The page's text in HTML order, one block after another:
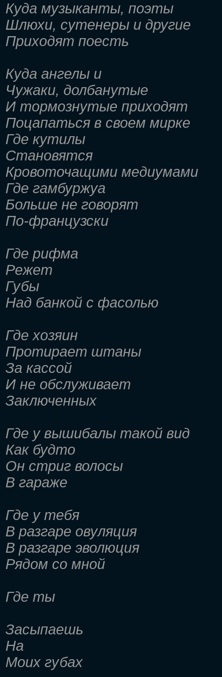
Куда музыканты, поэты
Шлюхи, сутенеры и другие
Приходят поесть
Куда ангелы и
Чужаки, долбанутые
И тормознутые приходят
Поцапаться в своем мирке
Где кутилы
Становятся
Кровоточащими медиумами
Где гамбуржуа
Больше не говорят
По-французски
Где рифма
Режет
Губы
Над банкой с фасолью
Где хозяин
Протирает штаны
За кассой
И не обслуживает
Заключенных
Где у вышибалы такой вид
Как будто
Он стриг волосы
В гараже
Где у тебя
В разгаре овуляция
В разгаре эволюция
Рядом со мной
Где ты
Засыпаешь
На
Моих губах